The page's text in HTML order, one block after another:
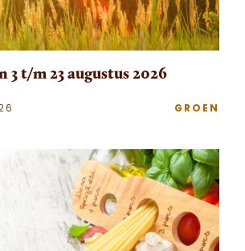
3 t/m 23 augustus 2026
GROEN